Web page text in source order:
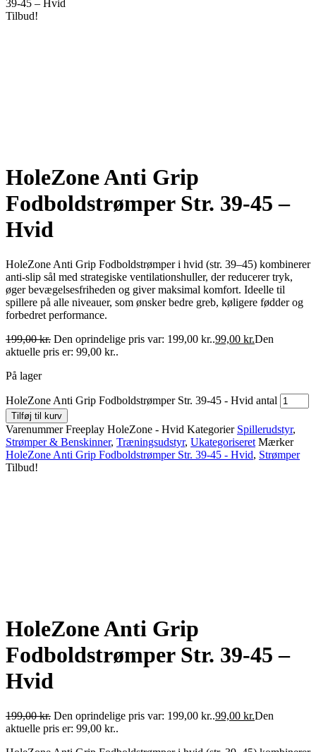
39-45 – Hvid
Tilbud!
HoleZone Anti Grip
Fodboldstrømper Str. 39-45 –
Hvid
HoleZone Anti Grip Fodboldstrømper i hvid (str. 39–45) kombinerer
anti-slip sål med strategiske ventilationshuller, der reducerer tryk,
øger bevægelsesfriheden og giver maksimal komfort. Ideelle til
spillere på alle niveauer, som ønsker bedre greb, køligere fødder og
forbedret performance.
199,00kr. Den oprindelige pris var: 199,00 kr..99,00 kr.Den
aktuelle pris er: 99,00 kr..
På lager
HoleZone Anti Grip Fodboldstrømper Str. 39-45 - Hvid antal
Tilføj til kurv
VarenummerFreeplay HoleZone - Hvid Kategorier Spillerudstyr,
Strømper & Benskinner, Træningsudstyr, Ukategoriseret Mærker
HoleZone Anti Grip Fodboldstrømper Str. 39-45 - Hvid, Strømper
Tilbud!
HoleZone Anti Grip
Fodboldstrømper Str. 39-45 –
Hvid
199,00kr. Den oprindelige pris var: 199,00 kr..99,00 kr.Den
aktuelle pris er: 99,00 kr..